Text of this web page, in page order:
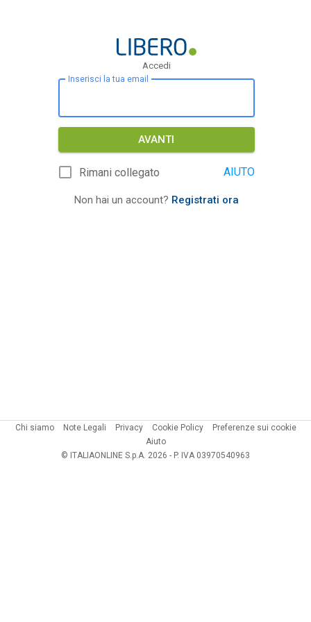
Accedi
Inserisci la tua email
AVANTI
Rimani collegato AIUTO
Non hai un account? Registrati ora
Chi siamo Note Legali Privacy Cookie Policy
Preferenze sui cookie
Aiuto
© ITALIAONLINE S.p.A. 2026 - P. IVA 03970540963